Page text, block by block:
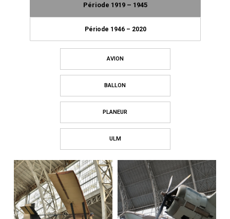
Période 1919 – 1945
Période 1946 – 2020
AVION
BALLON
PLANEUR
ULM